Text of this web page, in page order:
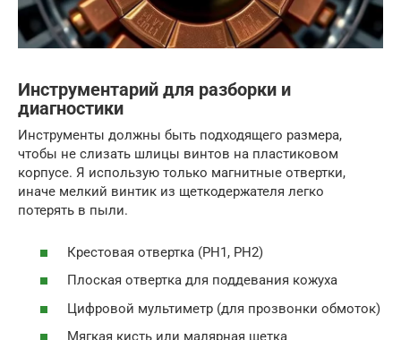
Инструментарий для разборки и
диагностики
Инструменты должны быть подходящего размера,
чтобы не слизать шлицы винтов на пластиковом
корпусе. Я использую только магнитные отвертки,
иначе мелкий винтик из щеткодержателя легко
потерять в пыли.
Крестовая отвертка (PH1, PH2)
Плоская отвертка для поддевания кожуха
Цифровой мультиметр (для прозвонки обмоток)
Мягкая кисть или малярная щетка